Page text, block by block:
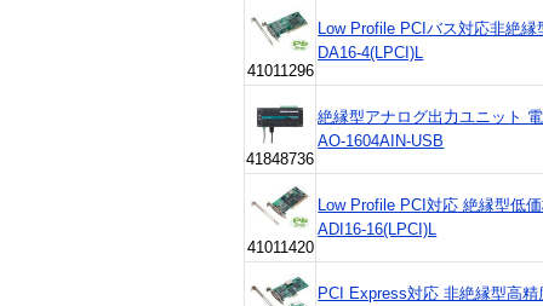
41011296
Low Profile PCIバス対応非絶縁
DA16-4(LPCI)L
41848736
絶縁型アナログ出力ユニット
AO-1604AIN-USB
41011420
Low Profile PCI対応 絶縁型低
ADI16-16(LPCI)L
PCI Express対応 非絶縁型高